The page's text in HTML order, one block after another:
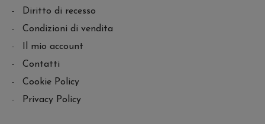
Diritto di recesso
Condizioni di vendita
Il mio account
Contatti
Cookie Policy
Privacy Policy